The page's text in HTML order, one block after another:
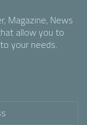
Magazine, News
allow you to
your needs.